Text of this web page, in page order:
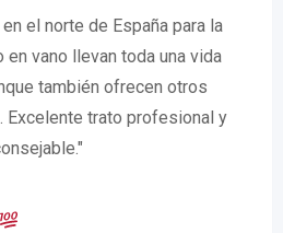
el norte de España para la
vano llevan toda una vida
también ofrecen otros
trato profesional y